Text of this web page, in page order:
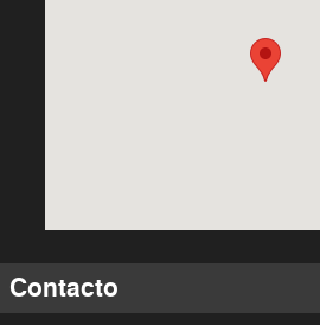
Contacto